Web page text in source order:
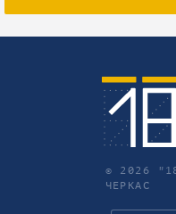
© 2026
ЧЕРКАС